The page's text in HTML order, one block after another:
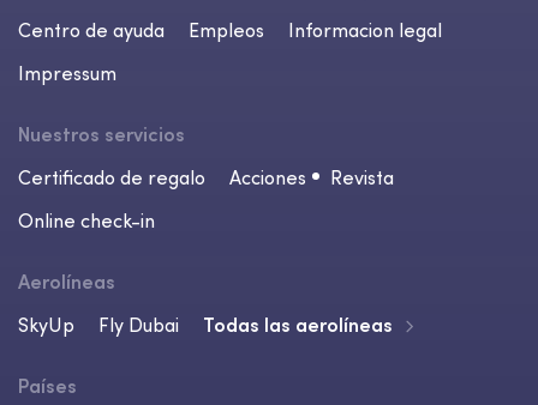
Centro de ayuda
Empleos
Informacion legal
Impressum
Nuestros servicios
Certificado de regalo
Acciones
Revista
Online check-in
Aerolíneas
SkyUp
Fly Dubai Todas las aerolíneas
Países